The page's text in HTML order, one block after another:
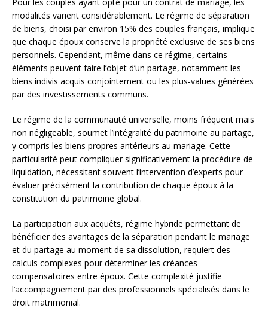
modalités varient considérablement. Le régime de séparation
de biens, choisi par environ 15% des couples français, implique
que chaque époux conserve la propriété exclusive de ses biens
personnels. Cependant, même dans ce régime, certains
éléments peuvent faire l’objet d’un partage, notamment les
biens indivis acquis conjointement ou les plus-values générées
par des investissements communs.
Le régime de la communauté universelle, moins fréquent mais
non négligeable, soumet l’intégralité du patrimoine au partage,
y compris les biens propres antérieurs au mariage. Cette
particularité peut compliquer significativement la procédure de
liquidation, nécessitant souvent l’intervention d’experts pour
évaluer précisément la contribution de chaque époux à la
constitution du patrimoine global.
La participation aux acquêts, régime hybride permettant de
bénéficier des avantages de la séparation pendant le mariage
et du partage au moment de sa dissolution, requiert des
calculs complexes pour déterminer les créances
compensatoires entre époux. Cette complexité justifie
l’accompagnement par des professionnels spécialisés dans le
droit matrimonial.